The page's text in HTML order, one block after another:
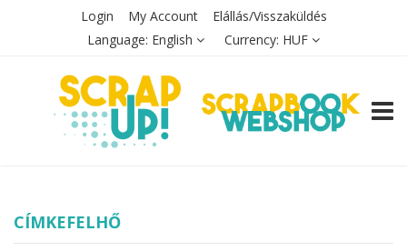
Login My Account
Elállás/Visszaküldés
Language: English Currency: HUF
CÍMKEFELHŐ